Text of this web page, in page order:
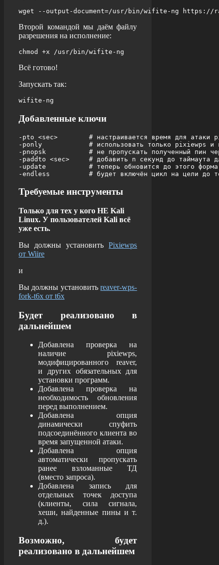
Второй командой мы даём файлу
разрешения на исполнение:
Всё готово!
Запускать так:
Добавленные ключи
-pto <sec>        # настраивается время для атаки
-ponly            # использовать только pixiewps и
-pnopsk           # не пропускать полученный пин
-paddto <sec>     # добавить n секунд до таймаута
-update           # теперь обновится до этого форма
-endless          # будет включён цикл на цели до
Требуемые инструменты
Только для тех у кого НЕ Kali
Linux. У пользователей Kali всё
уже есть.
Вы должны установитьPixiewps
от Wiire
и
Вы должны установитьreaver-wps-
fork-t6x от t6x
Будет реализовано в
дальнейшем
Добавлена проверка на
наличие pixiewps,
модифицированного reaver,
и других обязательных для
установки программ.
Добавлена проверка на
необходимость обновления
перед выполнением.
Добавлена опция
динамически спуфить
подсоединённого клиента во
время запущенной атаки.
Добавлена опция
автоматически пропускать
ранее взломанные ТД
(вместо запроса).
Добавлена запись для
отдельных точек доступа
(клиенты, сила сигнала,
хеши, найденные пины и т.
д.).
Возможно, будет
реализовано в дальнейшем